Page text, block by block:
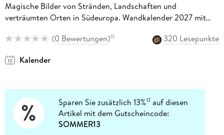
Magische Bilder von Stränden, Landschaften und
verträumten Orten in Südeuropa. Wandkalender 2027 mit
(0 Bewertungen)15
320 Lesepunkte
Kalender
Sparen Sie zusätzlich 13%12 auf diesen
Artikel mit dem Gutscheincode:
SOMMER13